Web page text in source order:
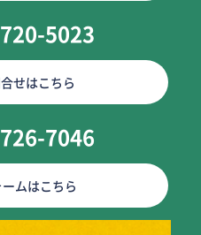
5023
せはこちら
7046
ムはこちら